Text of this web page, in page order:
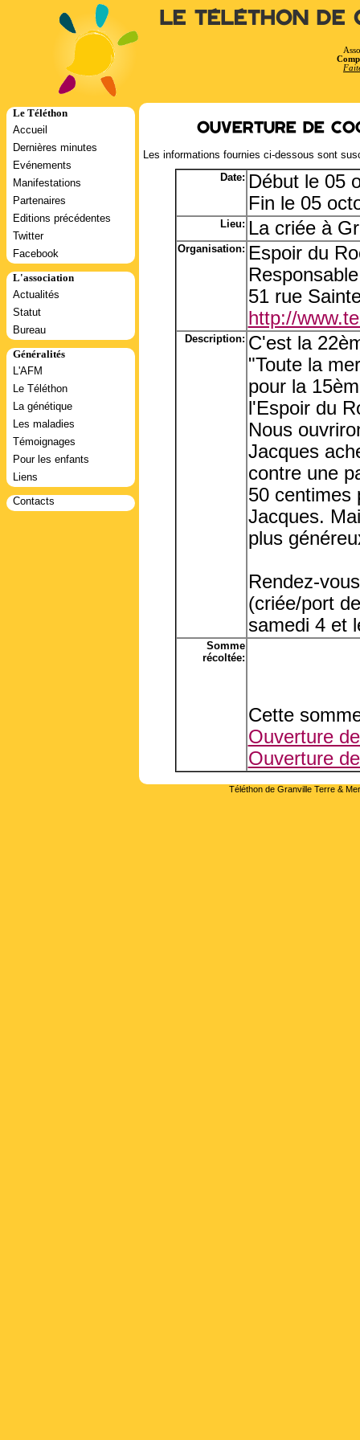
Le Téléthon de
Le Téléthon
Accueil
Dernières minutes
Evénements
Manifestations
Partenaires
Editions précédentes
Twitter
Facebook
L'association
Actualités
Statut
Bureau
Généralités
L'AFM
Le Téléthon
La génétique
Les maladies
Témoignages
Pour les enfants
Liens
Contacts
Ouverture de
Les informations fournies ci-dessous sont
Date: Début le 05
Fin le 05
Lieu: La criée à
Organisation: Espoir du
51 rue
http://
Description: C'est la
"Toute la
pour la
l'Espoir du
Nous
Jacques
contre une
50 centimes
Jacques.
plus
Rendez-
(criée/port
samedi 4 et
Somme
récoltée:
Cette
Ouverture
Ouverture
Téléthon de Granville Terre &